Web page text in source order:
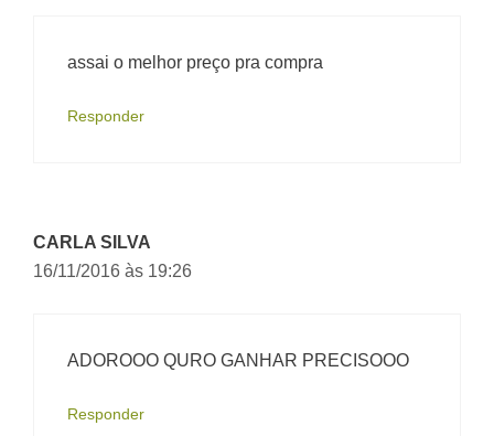
assai o melhor preço pra compra
Responder
CARLA SILVA
16/11/2016 às 19:26
ADOROOO QURO GANHAR PRECISOOO
Responder